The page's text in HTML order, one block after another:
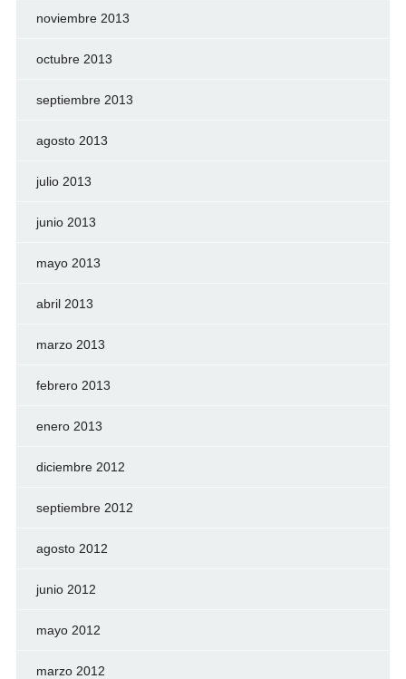
noviembre 2013
octubre 2013
septiembre 2013
agosto 2013
julio 2013
junio 2013
mayo 2013
abril 2013
marzo 2013
febrero 2013
enero 2013
diciembre 2012
septiembre 2012
agosto 2012
junio 2012
mayo 2012
marzo 2012